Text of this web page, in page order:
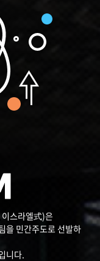
스라엘式)은
을 민간주도로 선발하
니다.